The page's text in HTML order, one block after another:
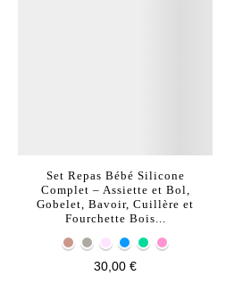
Set Repas Bébé Silicone
Complet – Assiette et Bol,
Gobelet, Bavoir, Cuillère et
Fourchette Bois...
30,00 €